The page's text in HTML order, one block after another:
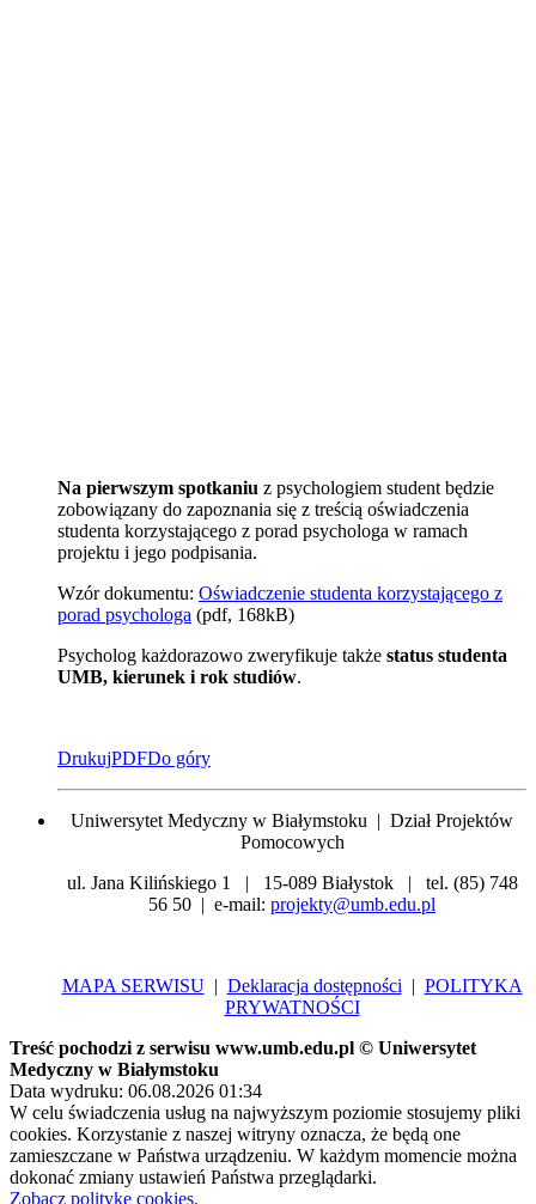
Na pierwszym spotkaniu z psychologiem student będzie
zobowiązany do zapoznania się z treścią oświadczenia
studenta korzystającego z porad psychologa w ramach
projektu i jego podpisania.
Wzór dokumentu: Oświadczenie studenta korzystającego z
porad psychologa (pdf, 168kB)
Psycholog każdorazowo zweryfikuje także status studenta
UMB, kierunek i rok studiów.
DrukujPDFDo góry
Uniwersytet Medyczny w Białymstoku | Dział Projektów
Pomocowych
ul. Jana Kilińskiego 1 | 15-089 Białystok | tel. (85) 748
56 50 | e-mail: projekty@umb.edu.pl
MAPA SERWISU| Deklaracja dostępności | POLITYKA
PRYWATNOŚCI
Treść pochodzi z serwisu www.umb.edu.pl © Uniwersytet
Medyczny w Białymstoku
Data wydruku: 06.08.2026 01:34
W celu świadczenia usług na najwyższym poziomie stosujemy pliki
cookies. Korzystanie z naszej witryny oznacza, że będą one
zamieszczane w Państwa urządzeniu. W każdym momencie można
dokonać zmiany ustawień Państwa przeglądarki.
Zobacz politykę cookies.